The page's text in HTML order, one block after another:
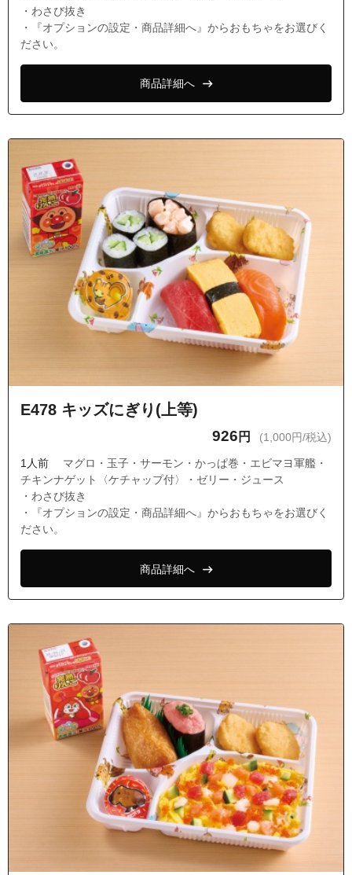
・わさび抜き
・『オプションの設定・商品詳細へ』からおもちゃをお選びく
ださい。
商品詳細へ
E478 キッズにぎり(上等)
926 円 (1,000円/税込)
1人前
マグロ・玉子・サーモン・かっぱ巻・エビマヨ軍艦・
チキンナゲット〈ケチャップ付〉・ゼリー・ジュース
・わさび抜き
・『オプションの設定・商品詳細へ』からおもちゃをお選びく
ださい。
商品詳細へ